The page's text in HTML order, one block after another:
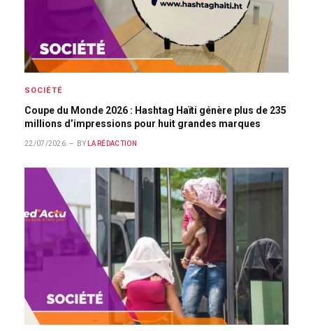
SOCIÉTÉ
Coupe du Monde 2026 : Hashtag Haïti génère plus de 235
millions d’impressions pour huit grandes marques
22/07/2026 BY LA RÉDACTION